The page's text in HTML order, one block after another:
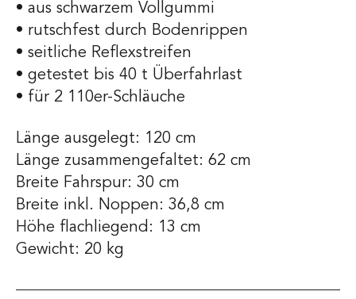
• aus schwarzem Vollgummi
• rutschfest durch Bodenrippen
• seitliche Reflexstreifen
• getestet bis 40 t Überfahrlast
• für 2 110er-Schläuche
Länge ausgelegt: 120 cm
Länge zusammengefaltet: 62 cm
Breite Fahrspur: 30 cm
Breite inkl. Noppen: 36,8 cm
Höhe flachliegend: 13 cm
Gewicht: 20 kg